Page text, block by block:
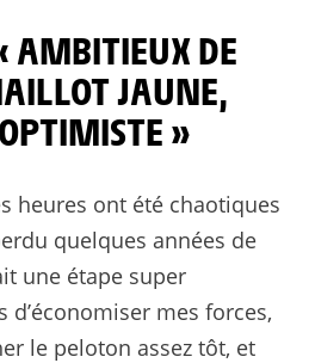
JAUNE,
»
heures ont été chaotiques
quelques années de
une étape super
d’économiser mes forces,
le peloton assez tôt, et